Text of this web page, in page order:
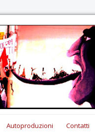
Autoproduzioni Contatti